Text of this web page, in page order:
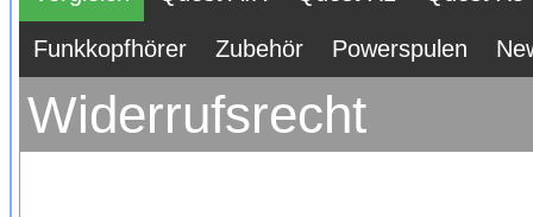
Funkkopfhörer Zubehör Powerspulen
Widerrufsrecht